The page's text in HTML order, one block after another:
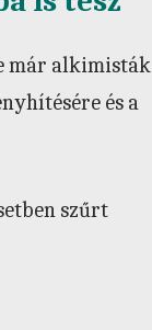
már alkimisták
és a
szűrt